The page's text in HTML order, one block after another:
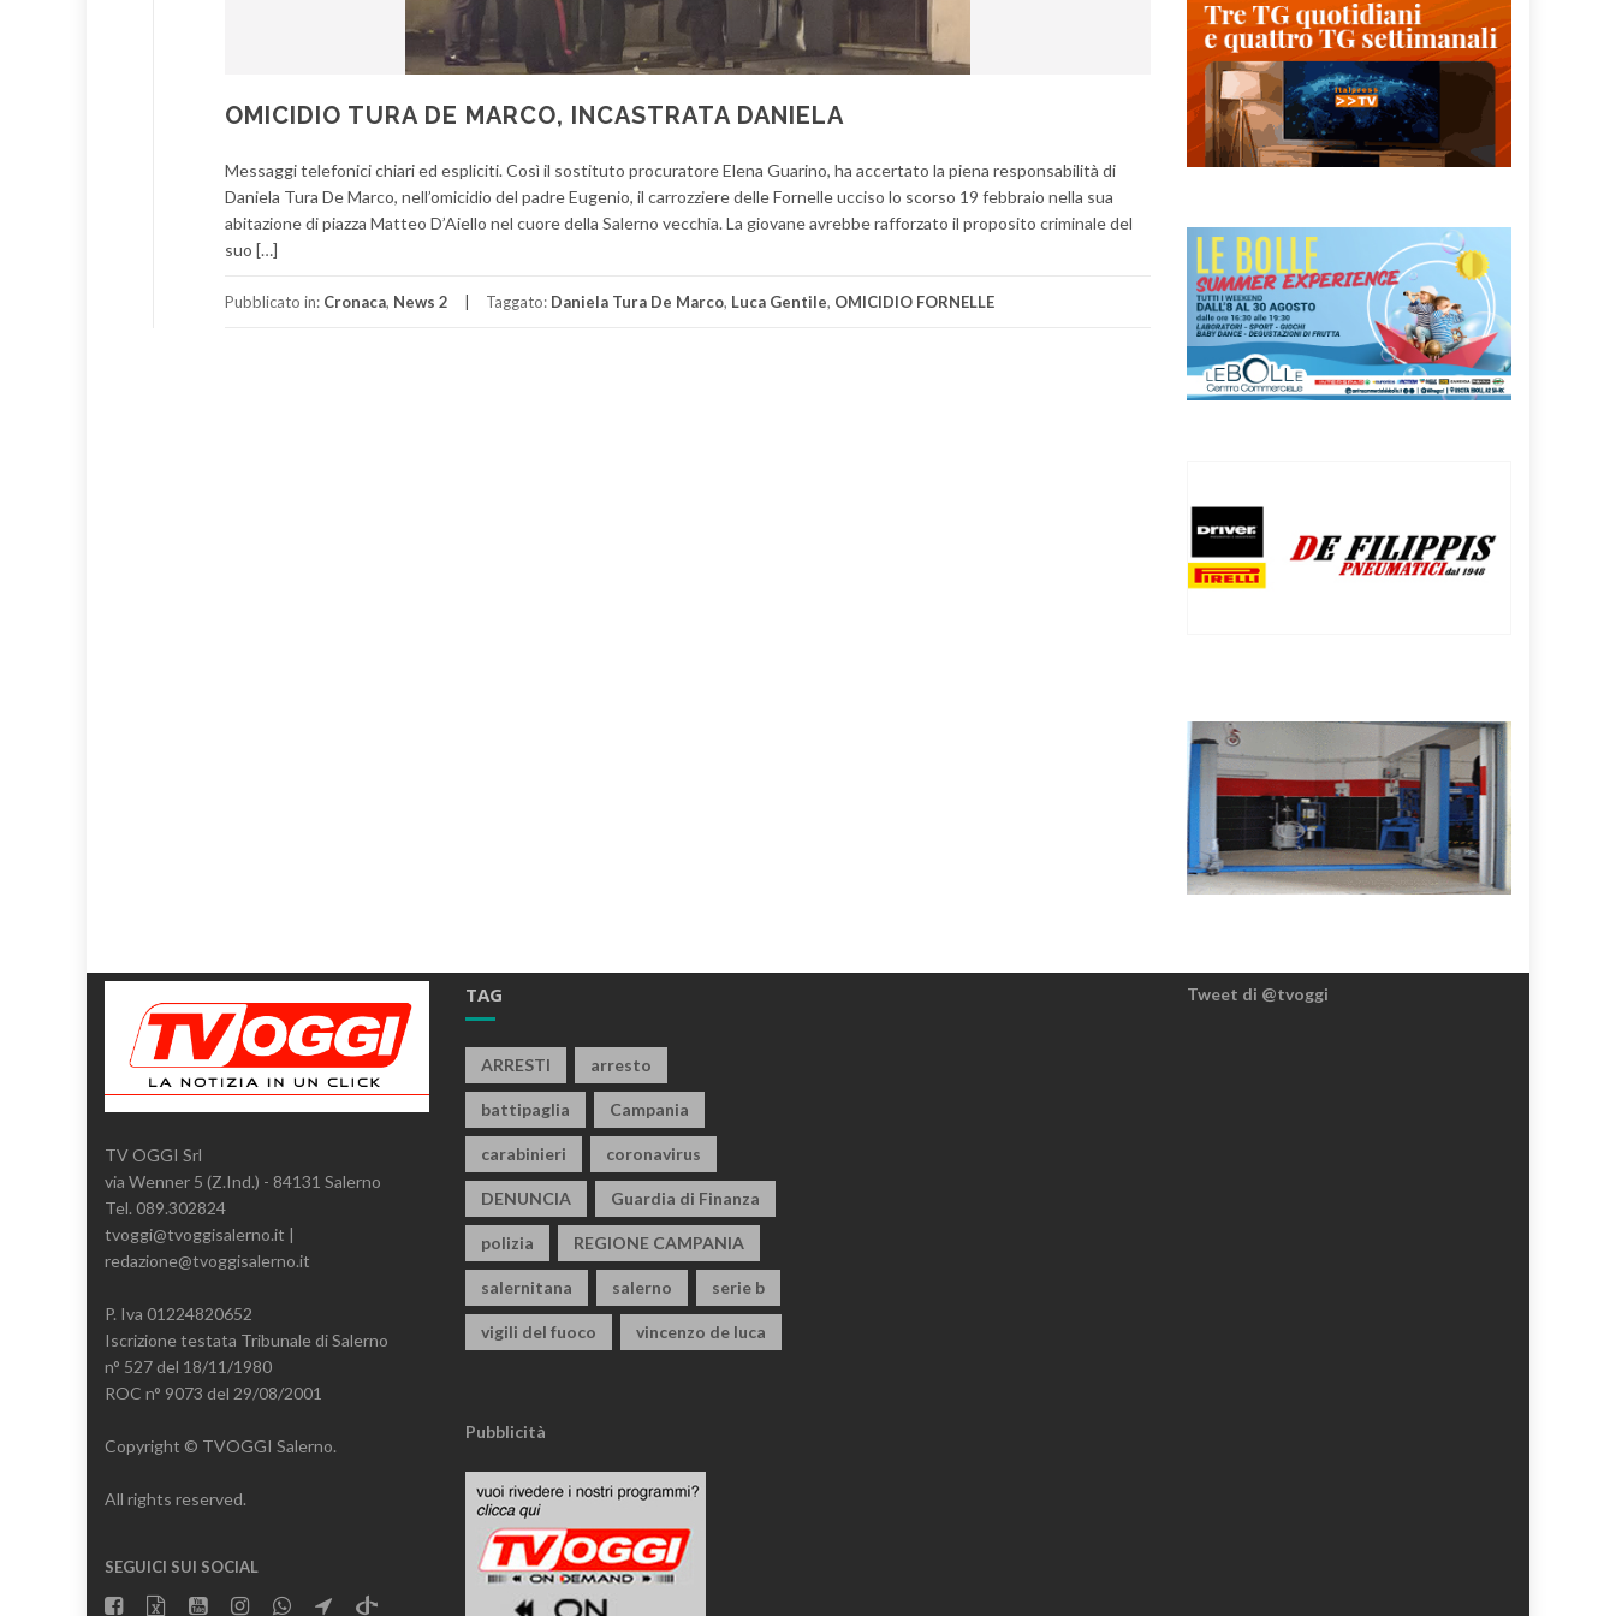
OMICIDIO TURA DE MARCO, INCASTRATA DANIELA
Messaggi telefonici chiari ed espliciti. Così il sostituto procuratore Elena Guarino, ha accertato la piena responsabilità di
Daniela Tura De Marco, nell’omicidio del padre Eugenio, il carrozziere delle Fornelle ucciso lo scorso 19 febbraio nella sua
abitazione di piazza Matteo D’Aiello nel cuore della Salerno vecchia. La giovane avrebbe rafforzato il proposito criminale del
suo […]
Pubblicato in: Cronaca, News 2 Taggato: Daniela Tura De Marco, Luca Gentile, OMICIDIO FORNELLE
TV OGGI Srl
via Wenner 5 (Z.Ind.) - 84131 Salerno
Tel. 089.302824
tvoggi@tvoggisalerno.it |
redazione@tvoggisalerno.it
P. Iva 01224820652
Iscrizione testata Tribunale di Salerno
n° 527 del 18/11/1980
ROC n° 9073 del 29/08/2001
Copyright © TVOGGI Salerno.
All rights reserved.
SEGUICI SUI SOCIAL
TAG
ARRESTI arresto
battipaglia Campania
carabinieri coronavirus
DENUNCIA Guardia di Finanza
polizia REGIONE CAMPANIA
salernitana salerno serie b
vigili del fuoco vincenzo de luca
Pubblicità
Tweet di @tvoggi